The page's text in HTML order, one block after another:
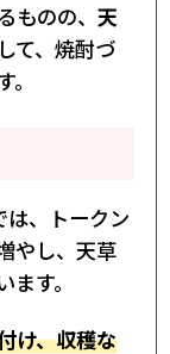
のの、 天
て、焼酎づ
は、トークン
やし、天草
す。
け、収穫な